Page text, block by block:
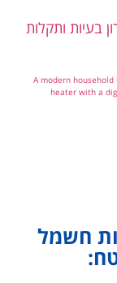
בעיות ותקלות
חשמל